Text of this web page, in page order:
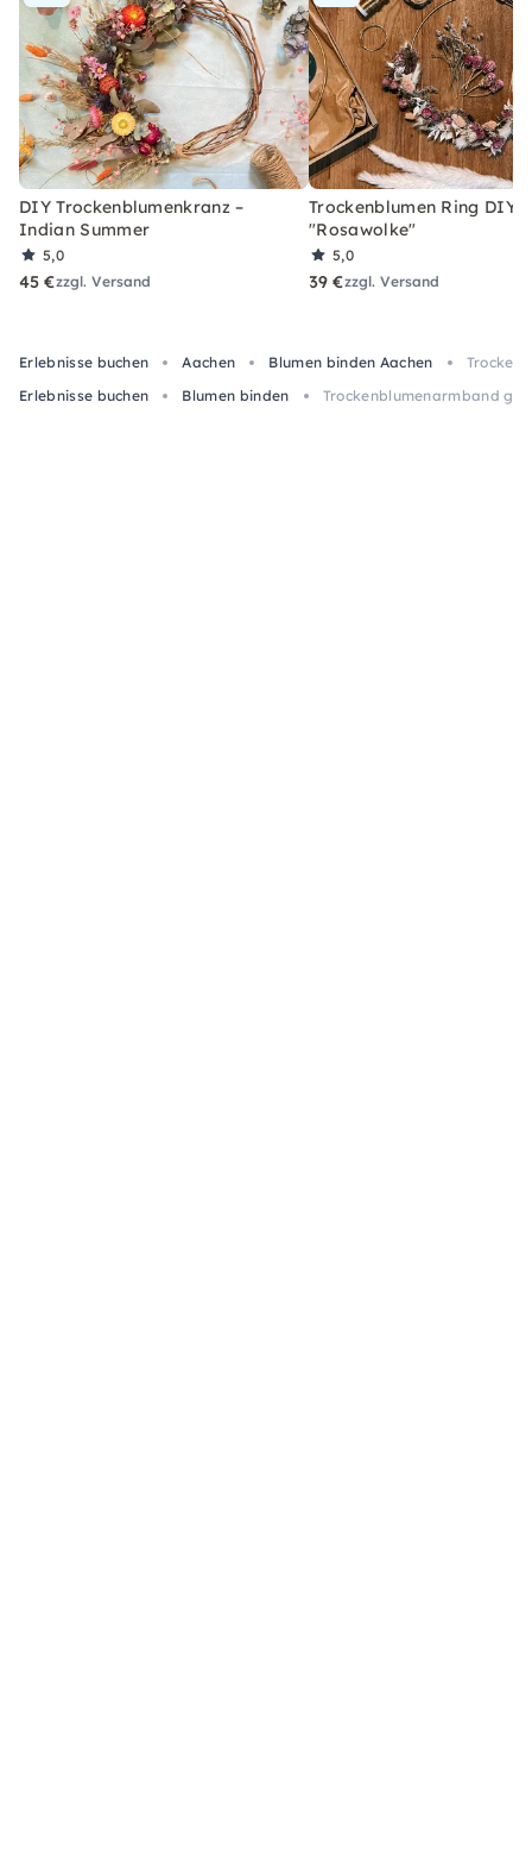
DIY Trockenblumenkranz –
Indian Summer
5,0
45 €zzgl. Versand
Trockenblumen Ring DIY-
"Rosawolke"
5,0
39 €zzgl. Versand
Erlebnisse buchen Aachen Blumen binden Aachen
Erlebnisse buchen
Blumen binden Trockenblumenarmband